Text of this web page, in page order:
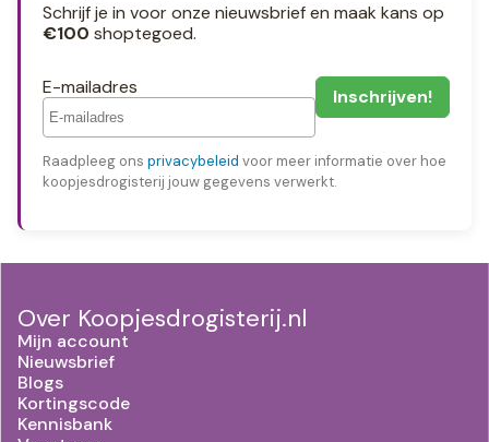
Schrijf je in voor onze nieuwsbrief en maak kans op
€100 shoptegoed.
E-mailadres
Raadpleeg ons privacybeleid voor meer informatie over hoe
koopjesdrogisterij jouw gegevens verwerkt.
Over Koopjesdrogisterij.nl
Mijn account
Nieuwsbrief
Blogs
Kortingscode
Kennisbank